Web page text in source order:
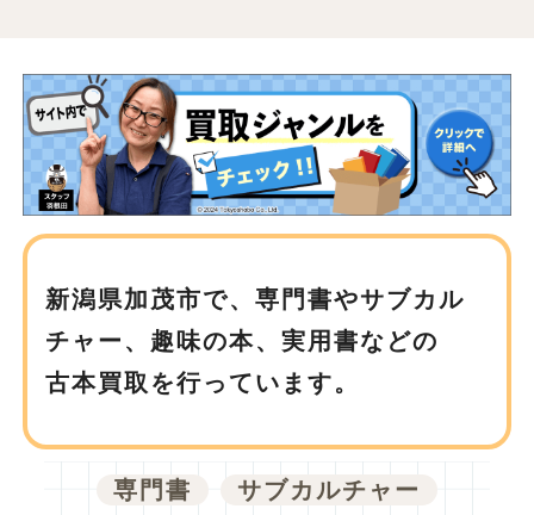
新潟県加茂市で、専門書やサブカル
チャー、趣味の本、実用書などの
古本買取を行っています。
専門書 サブカルチャー